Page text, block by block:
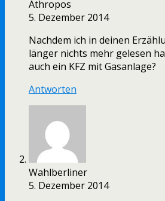
Athropos
5. Dezember 2014
Nachdem ich in deinen
länger nichts mehr gelesen
auch ein KFZ mit Gasanlage?
Antworten
Wahlberliner
5. Dezember 2014